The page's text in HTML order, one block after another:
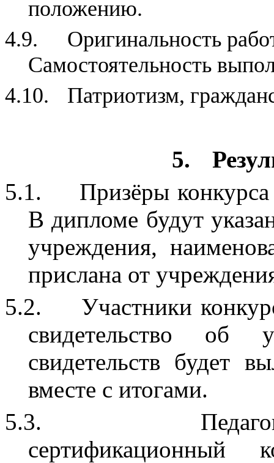
положению.
4.9.
Оригинальность
Самостоятельность
4.10.
Патриотизм,
5.
5.1.
Призёры
В дипломе будут
учреждения,
прислана от
5.2.
Участники
свидетельство об
свидетельств будет
вместе с итогами.
5.3.
сертификационный